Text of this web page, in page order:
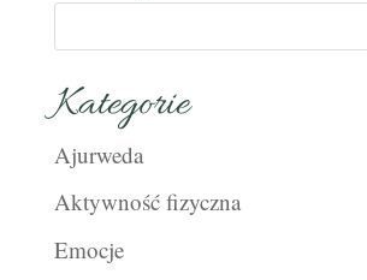
Kategorie
Ajurweda
Aktywność fizyczna
Emocje